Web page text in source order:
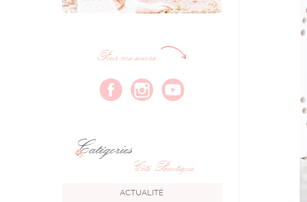
Pour me suivre
Catégories
Côté Boutique
ACTUALITÉ